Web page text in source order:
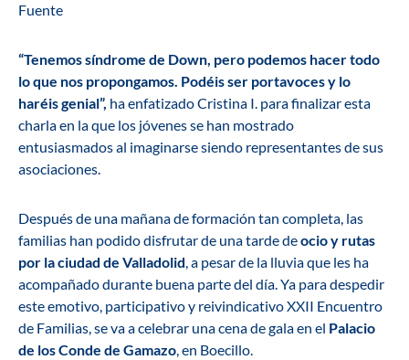
Fuente
“Tenemos síndrome de Down, pero podemos hacer todo
lo que nos propongamos. Podéis ser portavoces y lo
haréis genial”, ha enfatizado Cristina I. para finalizar esta
charla en la que los jóvenes se han mostrado
entusiasmados al imaginarse siendo representantes de sus
asociaciones.
Después de una mañana de formación tan completa, las
familias han podido disfrutar de una tarde deocio y rutas
por la ciudad de Valladolid, a pesar de la lluvia que les ha
acompañado durante buena parte del día. Ya para despedir
este emotivo, participativo y reivindicativo XXII Encuentro
de Familias, se va a celebrar una cena de gala en el Palacio
de los Conde de Gamazo, en Boecillo.